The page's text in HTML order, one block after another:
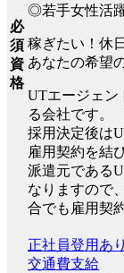
必
須
資
格
◎若手女性活
稼ぎたい！休
あなたの希望
UTエージェン
る会社です。
採用決定後は
雇用契約を結
派遣元である
なりますので
合でも雇用契
正社員登用あり
交通費支給